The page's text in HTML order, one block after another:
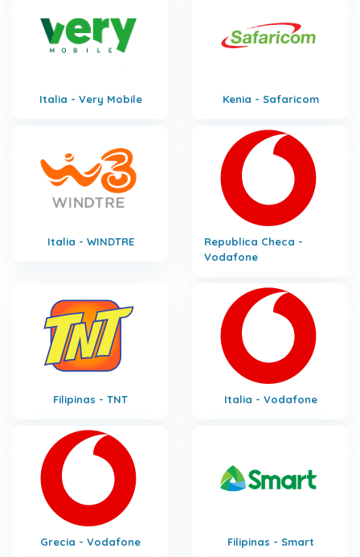
Italia - Very Mobile Kenia - Safaricom
Italia - WINDTRE
Republica Checa -
Vodafone
Filipinas - TNT Italia - Vodafone
Grecia - Vodafone Filipinas - Smart